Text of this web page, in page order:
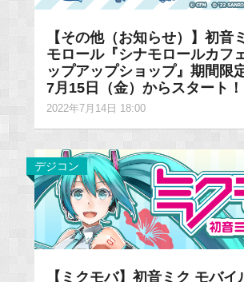
【その他（お知らせ）】初音
モロール『シナモロールカフ
ップアップショップ』期間限
7月15日（金）からスタート！
2022年7月14日 18:00
デジコン
【ミクモバ】初音ミク モバイ